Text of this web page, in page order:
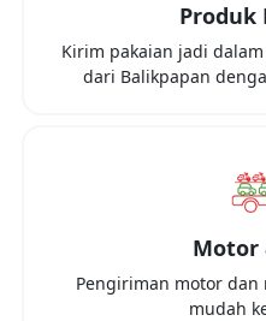
Produk
Kirim pakaian jadi
dari Balikpapan
Motor
Pengiriman motor
mudah